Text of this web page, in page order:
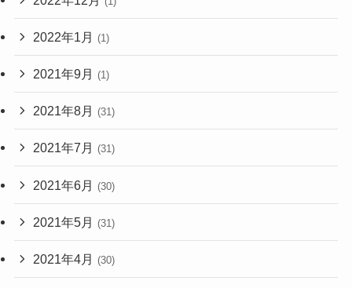
2022年1月 (1)
2021年9月 (1)
2021年8月 (31)
2021年7月 (31)
2021年6月 (30)
2021年5月 (31)
2021年4月 (30)